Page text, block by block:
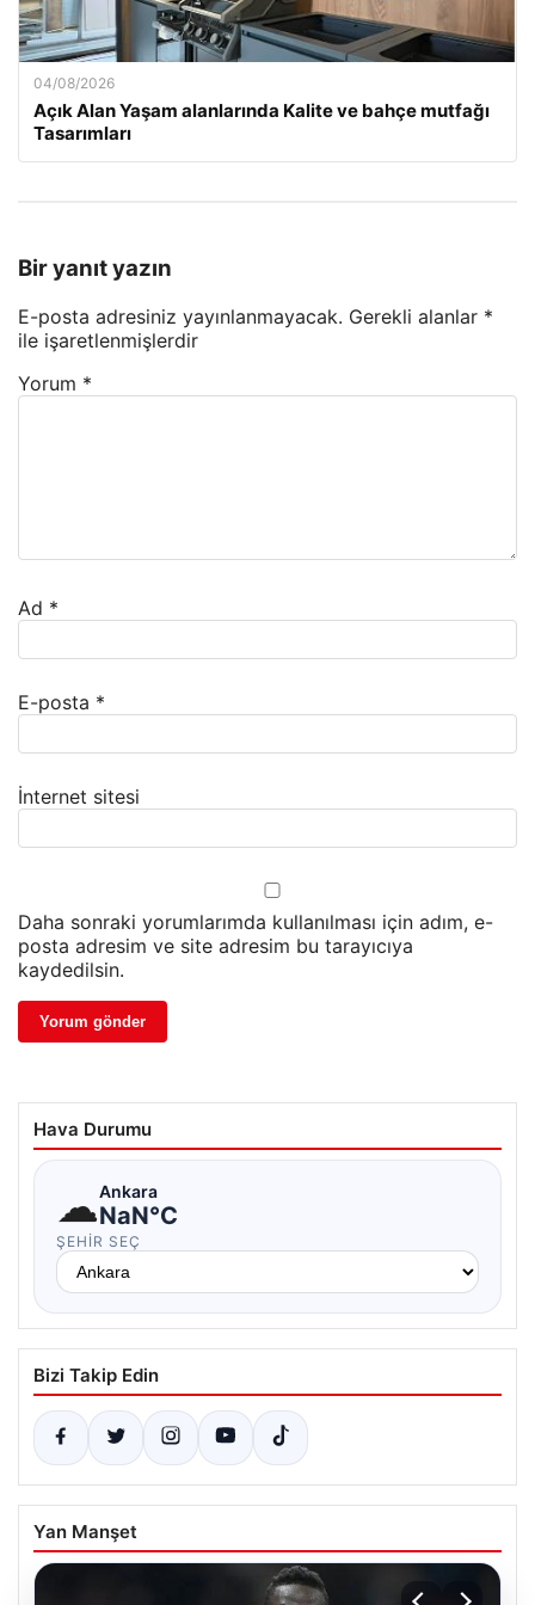
04/08/2026
Açık Alan Yaşam alanlarında Kalite ve bahçe mutfağı
Tasarımları
Bir yanıt yazın
E-posta adresiniz yayınlanmayacak. Gerekli alanlar *
ile işaretlenmişlerdir
Yorum *
Ad *
E-posta *
İnternet sitesi
Daha sonraki yorumlarımda kullanılması için adım, e-
posta adresim ve site adresim bu tarayıcıya
kaydedilsin.
Hava Durumu
☁Ankara
NaN°C
ŞEHIR SEÇ
Bizi Takip Edin
Yan Manşet